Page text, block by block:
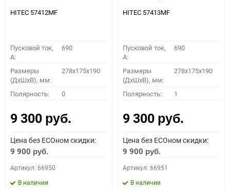
HITEC 57412MF
Пусковой ток,
A:
690
Размеры
(ДхШхВ), мм:
278x175x190
Полярность: 0
9 300 руб.
Цена без ECOном скидки:
9 900 руб.
Артикул: 66950
В наличии
HITEC 57413MF
Пусковой ток,
A:
690
Размеры
(ДхШхВ), мм:
278x175x190
Полярность: 1
9 300 руб.
Цена без ECOном скидки:
9 900 руб.
Артикул: 66951
В наличии